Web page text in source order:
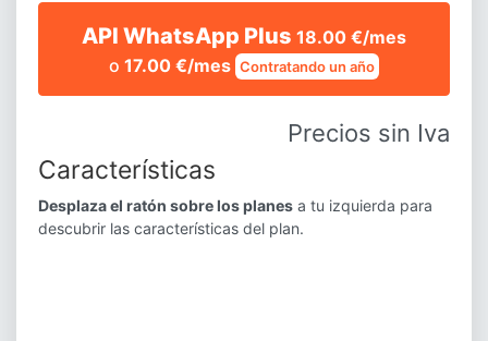
API WhatsApp Plus 18.00 €/mes
o 17.00 €/mes Contratando un año
Precios sin Iva
Características
Desplaza el ratón sobre los planes a tu izquierda para
descubrir las características del plan.